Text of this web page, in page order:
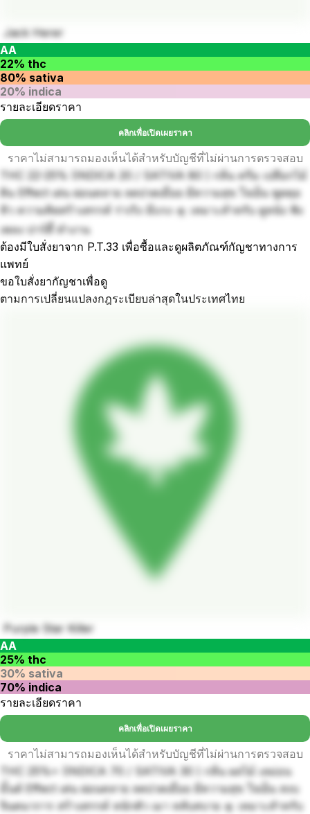
Jack Herer
AA
22% thc
80% sativa
20% indica
รายละเอียดราคา
คลิกเพื่อเปิดเผยราคา
ราคาไม่สามารถมองเห็นได้สำหรับบัญชีที่ไม่ผ่านการตรวจสอบ
THC 22-25% (INDICA 20 / SATIVA 80 ) กลิ่น ครีม เปลือกไม้
ดิน Effect เด่น ผ่อนคลาย ลดปวดเมื่อย มีความสุข ใจเย็น พูดคุย
หิว ความคิดสร้างสรรค์ ร่าเริง มีแรง 🛸 เหมาะสำหรับ ดูหนัง ฟัง
เพลง ปาร์ตี้ ทำงาน
ต้องมีใบสั่งยาจาก P.T.33 เพื่อซื้อและดูผลิตภัณฑ์กัญชาทางการ
แพทย์
ขอใบสั่งยากัญชาเพื่อดู
ตามการเปลี่ยนแปลงกฎระเบียบล่าสุดในประเทศไทย
Purple Star Killer
AA
25% thc
30% sativa
70% indica
รายละเอียดราคา
คลิกเพื่อเปิดเผยราคา
ราคาไม่สามารถมองเห็นได้สำหรับบัญชีที่ไม่ผ่านการตรวจสอบ
THC 25%+ (INDICA 70 / SATIVA 30 ) กลิ่น ผลไม้ เลม่อน
มิ้นต์ Effect เด่น ผ่อนคลาย ลดปวดเมื่อย มีความสุข ใจเย็น สงบ
จินตนาการ สร้างสรรค์ หนักตัว เมา หลับสบาย 🛸 เหมาะสำหรับ